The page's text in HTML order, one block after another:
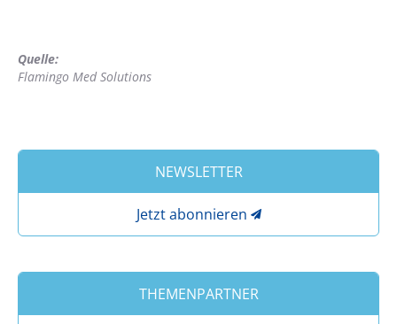
Quelle:
Flamingo Med Solutions
NEWSLETTER
Jetzt abonnieren
THEMENPARTNER